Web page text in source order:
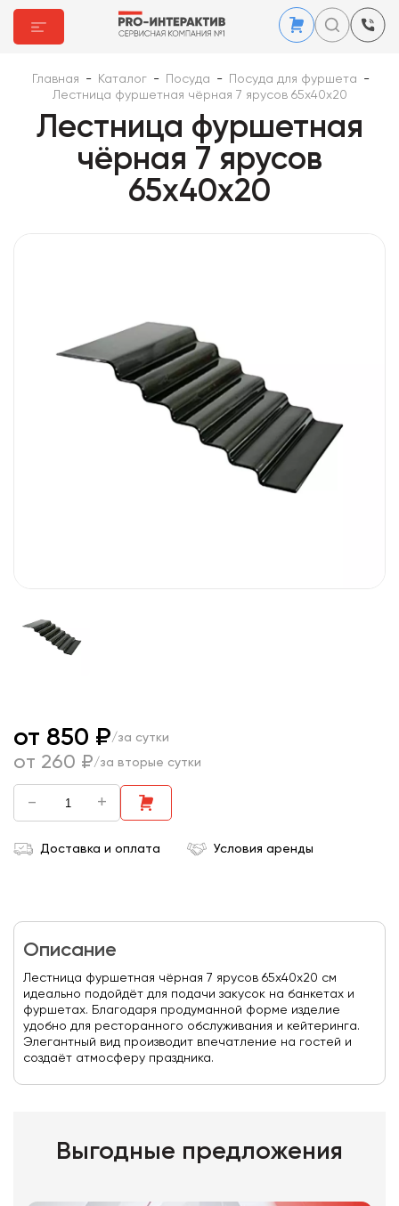
Главная - Каталог - Посуда - Посуда для фуршета
-
Лестница фуршетная чёрная 7 ярусов 65х40х20
Лестница фуршетная
чёрная 7 ярусов
65х40х20
от 850 ₽/за сутки
от 260 ₽/за вторые сутки
- +
Доставка и оплата Условия аренды
Описание
Лестница фуршетная чёрная 7 ярусов 65х40х20 см
идеально подойдёт для подачи закусок на банкетах и
фуршетах. Благодаря продуманной форме изделие
удобно для ресторанного обслуживания и кейтеринга.
Элегантный вид производит впечатление на гостей и
создаёт атмосферу праздника.
Выгодные предложения